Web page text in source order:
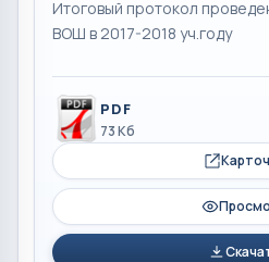
Итоговый протокол
ВОШ в 2017-2018 уч.году
PDF
73 Кб